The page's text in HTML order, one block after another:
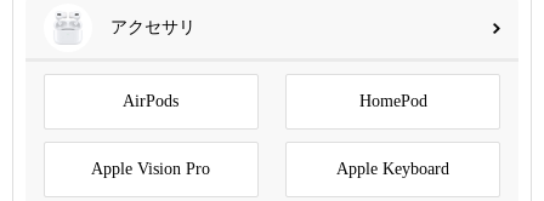
アクセサリ
AirPods HomePod
Apple Vision Pro Apple Keyboard